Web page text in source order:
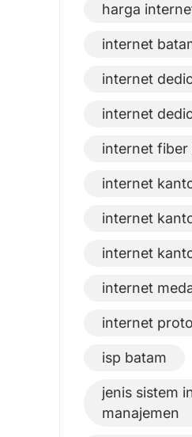
harga
internet
internet
internet
internet fiber
internet
internet
internet
internet
internet
isp batam
jenis sistem
manajemen